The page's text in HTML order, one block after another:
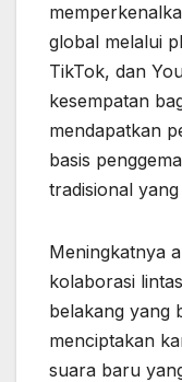
global melalui
TikTok, dan
kesempatan
mendapatkan
basis
tradisional
Meningkatnya
kolaborasi
belakang yang
menciptakan
suara baru